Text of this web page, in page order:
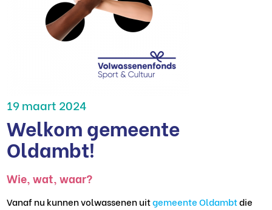
19 maart 2024
Welkom gemeente
Oldambt!
Wie, wat, waar?
Vanaf nu kunnen volwassenen uitgemeente Oldambtdie